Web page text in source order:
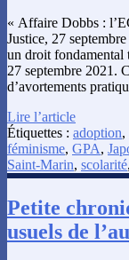
« Affaire Dobbs :
Justice, 27
un droit fondamental
27 septembre 2021.
d’avortements
Lire l’article
Étiquettes : adoption,
féminisme, GPA,
Saint-Marin, scolarité,
Petite
usuels de